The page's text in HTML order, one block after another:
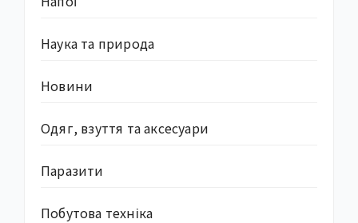
Наука та природа
Новини
Одяг, взуття та аксесуари
Паразити
Побутова техніка